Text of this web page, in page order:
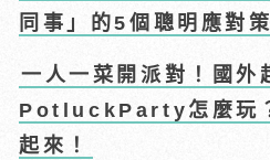
同事」的5個聰明應對策
一人一菜開派對！國外
PotluckParty怎麼玩
起來！